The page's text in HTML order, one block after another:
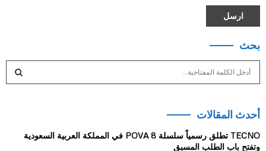
بحث
c
f
أحدث المقالات
TECNO تطلق رسمياً سلسلة POVA 8 في المملكة العربية السعودية
وتفتح باب الطلب المسبق